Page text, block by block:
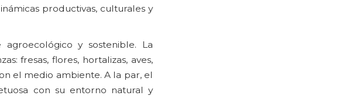
productivas, culturales y
y sostenible. La
fresas, flores, hortalizas, aves,
el medio ambiente. A la par, el
con su entorno natural y